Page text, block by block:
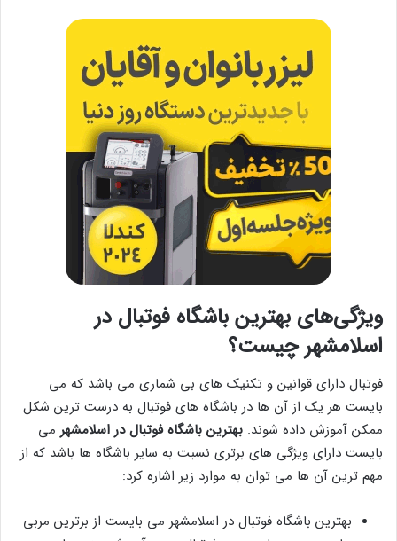
ویژگی‌های بهترین باشگاه فوتبال در
اسلامشهر چیست؟
فوتبال دارای قوانین و تکنیک های بی شماری می باشد که می
بایست هر یک از آن ها در باشگاه های فوتبال به درست ترین شکل
ممکن آموزش داده شوند. بهترین باشگاه فوتبال در اسلامشهر می
بایست دارای ویژگی های برتری نسبت به سایر باشگاه‌ ها باشد که از
مهم ترین آن ها می توان به موارد زیر اشاره کرد:
بهترین باشگاه فوتبال در اسلامشهر می بایست از برترین مربی